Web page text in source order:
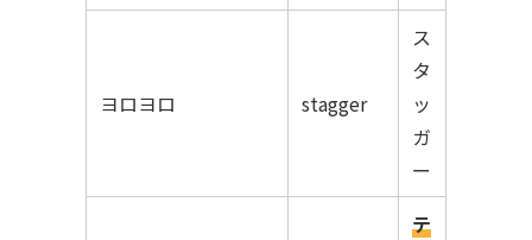
ヨロヨロ stagger
ス
タ
ッ
ガ
ー
テ